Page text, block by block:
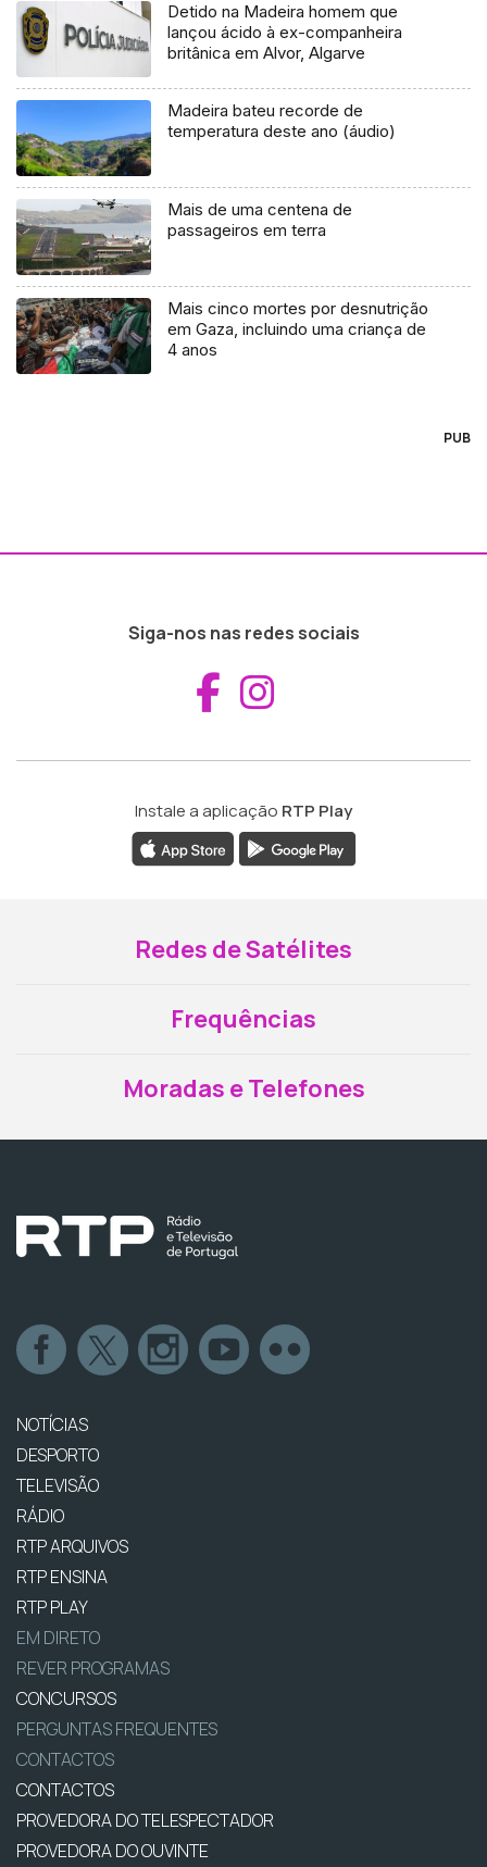
Detido na Madeira homem que
lançou ácido à ex-companheira
britânica em Alvor, Algarve
Madeira bateu recorde de
temperatura deste ano (áudio)
Mais de uma centena de
passageiros em terra
Mais cinco mortes por desnutrição
em Gaza, incluindo uma criança de
4 anos
PUB
Siga-nos nas redes sociais
Aceder ao
Instale a aplicação RTP Play
Redes de Satélites
Frequências
Moradas e Telefones
NOTÍCIAS
DESPORTO
TELEVISÃO
RÁDIO
RTP ARQUIVOS
RTP ENSINA
RTP PLAY
EM DIRETO
REVER PROGRAMAS
CONCURSOS
PERGUNTAS FREQUENTES
CONTACTOS
CONTACTOS
PROVEDORA DO TELESPECTADOR
PROVEDORA DO OUVINTE